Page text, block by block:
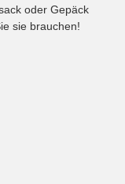
oder Gepäck
sie brauchen!